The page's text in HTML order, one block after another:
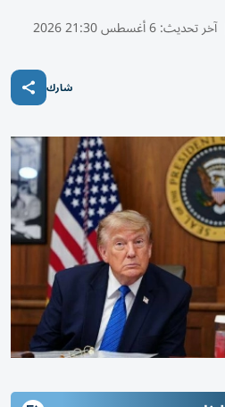
آخر تحديث:6 أغسطس 21:30 2026
شارك